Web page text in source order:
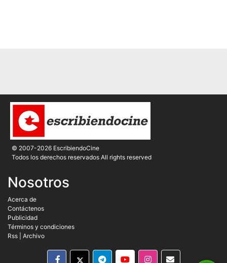
© 2007-2026 EscribiendoCine
Todos los derechos reservados All rights reserved
Nosotros
Acerca de
Contáctenos
Publicidad
Términos y condiciones
Rss
Archivo